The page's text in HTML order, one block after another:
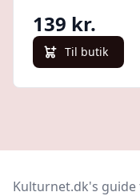
139 kr.
Til butik
Kulturnet.dk's